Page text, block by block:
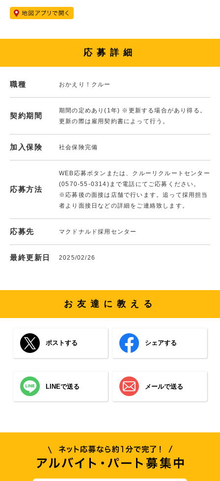
応募詳細
職種 おかえり！クルー
契約期間
期間の定めあり(1年) ※更新する場合があり得る。
更新の際は雇用契約書によって行う。
加入保険 社会保険完備
応募方法
WEB応募ボタンまたは、クルーリクルートセンター
(0570-55-0314)まで電話にてご応募ください。
※応募後の面接は店舗で行います。追って採用担当
者より面接日などの詳細をご連絡致します。
応募先 マクドナルド採用センター
最終更新日 2025/02/26
お友達に教える
ポストする シェアする
LINEで送る メールで送る